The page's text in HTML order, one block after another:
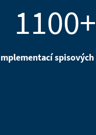
1100+
spisových